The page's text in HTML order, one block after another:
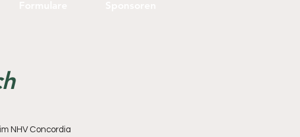
NHV Concordia